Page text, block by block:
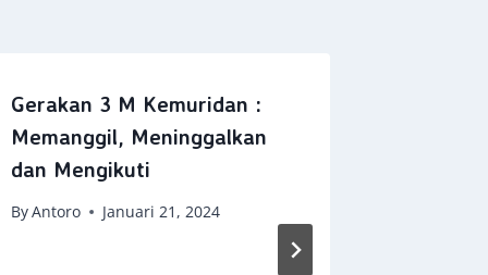
Gerakan 3 M Kemuridan :
Memanggil, Meninggalkan
dan Mengikuti
ByAntoro Januari 21, 2024